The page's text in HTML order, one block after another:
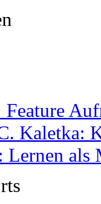
Kaletka:
Lernen als